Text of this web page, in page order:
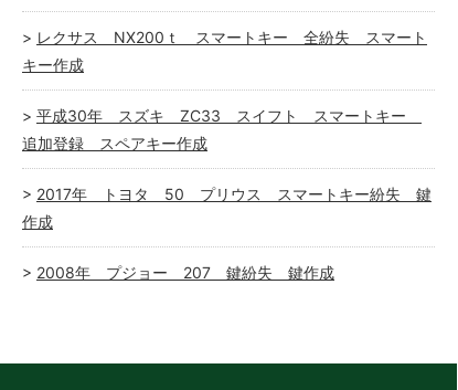
レクサス NX200ｔ スマートキー 全紛失 スマート
キー作成
平成30年 スズキ ZC33 スイフト スマートキー
追加登録 スペアキー作成
2017年 トヨタ 50 プリウス スマートキー紛失 鍵
作成
2008年 プジョー 207 鍵紛失 鍵作成